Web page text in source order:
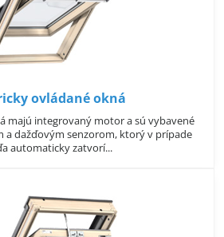
ovládané okná
majú integrovaný motor a sú vybavené
a dažďovým senzorom, ktorý v prípade
automaticky zatvorí...